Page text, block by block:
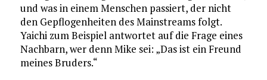
und was in einem Menschen passiert, der nicht
den Gepflogenheiten des Mainstreams folgt.
Yaichi zum Beispiel antwortet auf die Frage eines
Nachbarn, wer denn Mike sei: „Das ist ein Freund
meines Bruders.“